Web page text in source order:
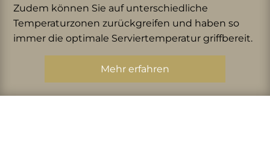
Zudem können Sie auf unterschiedliche
Temperaturzonen zurückgreifen und haben so
immer die optimale Serviertemperatur griffbereit.
Mehr erfahren